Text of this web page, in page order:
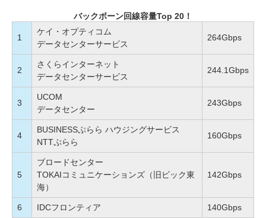
バックボーン回線容量Top 20！
1
ケイ・オプティコム
データセンターサービス
264Gbps
2
さくらインターネット
データセンターサービス
244.1Gbps
3
UCOM
データセンター
243Gbps
4
BUSINESSぷらら ハウジングサービス
NTTぷらら
160Gbps
5
ブロードセンター
TOKAIコミュニケーションズ（旧ビック東
海）
142Gbps
6 IDCフロンティア 140Gbps